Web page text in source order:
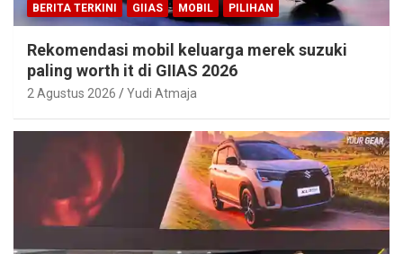
BERITA TERKINI GIIAS MOBIL PILIHAN
Rekomendasi mobil keluarga merek suzuki
paling worth it di GIIAS 2026
2 Agustus 2026 Yudi Atmaja